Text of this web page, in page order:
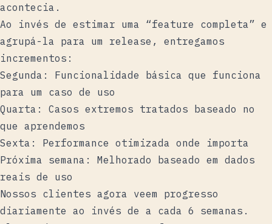
acontecia.
Ao invés de estimar uma “feature completa” e
agrupá-la para um release, entregamos
incrementos:
Segunda: Funcionalidade básica que funciona
para um caso de uso
Quarta: Casos extremos tratados baseado no
que aprendemos
Sexta: Performance otimizada onde importa
Próxima semana: Melhorado baseado em dados
reais de uso
Nossos clientes agora veem progresso
diariamente ao invés de a cada 6 semanas.